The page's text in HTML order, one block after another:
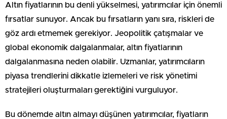
Altın fiyatlarının bu denli yükselmesi, yatırımcılar için önemli
fırsatlar sunuyor. Ancak bu fırsatların yanı sıra, riskleri de
göz ardı etmemek gerekiyor. Jeopolitik çatışmalar ve
global ekonomik dalgalanmalar, altın fiyatlarının
dalgalanmasına neden olabilir. Uzmanlar, yatırımcıların
piyasa trendlerini dikkatle izlemeleri ve risk yönetimi
stratejileri oluşturmaları gerektiğini vurguluyor.
Bu dönemde altın almayı düşünen yatırımcılar, fiyatların